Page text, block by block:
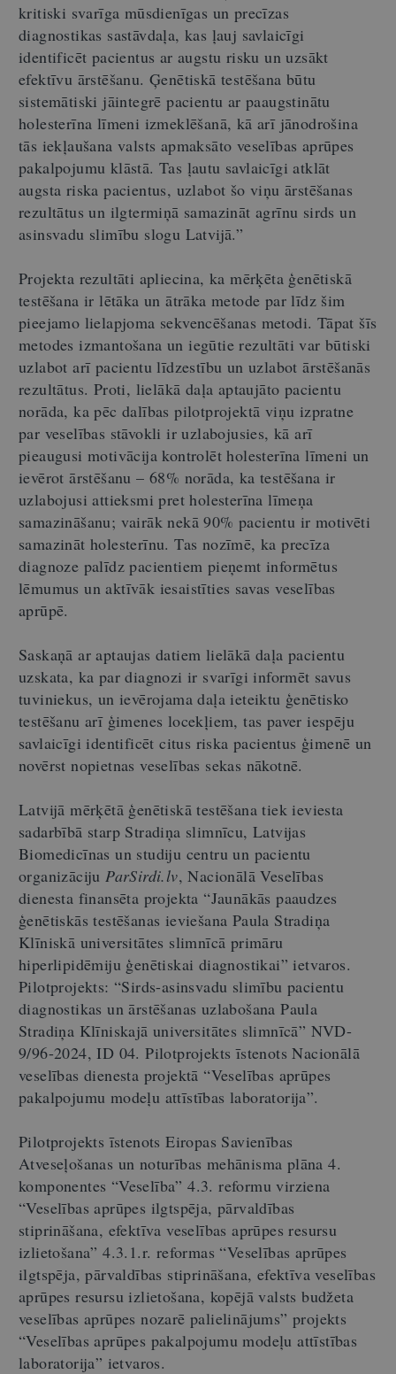
kritiski svarīga mūsdienīgas un precīzas
diagnostikas sastāvdaļa, kas ļauj savlaicīgi
identificēt pacientus ar augstu risku un uzsākt
efektīvu ārstēšanu. Ģenētiskā testēšana būtu
sistemātiski jāintegrē pacientu ar paaugstinātu
holesterīna līmeni izmeklēšanā, kā arī jānodrošina
tās iekļaušana valsts apmaksāto veselības aprūpes
pakalpojumu klāstā. Tas ļautu savlaicīgi atklāt
augsta riska pacientus, uzlabot šo viņu ārstēšanas
rezultātus un ilgtermiņā samazināt agrīnu sirds un
asinsvadu slimību slogu Latvijā.”
Projekta rezultāti apliecina, ka mērķēta ģenētiskā
testēšana ir lētāka un ātrāka metode par līdz šim
pieejamo lielapjoma sekvencēšanas metodi. Tāpat šīs
metodes izmantošana un iegūtie rezultāti var būtiski
uzlabot arī pacientu līdzestību un uzlabot ārstēšanās
rezultātus. Proti, lielākā daļa aptaujāto pacientu
norāda, ka pēc dalības pilotprojektā viņu izpratne
par veselības stāvokli ir uzlabojusies, kā arī
pieaugusi motivācija kontrolēt holesterīna līmeni un
ievērot ārstēšanu – 68% norāda, ka testēšana ir
uzlabojusi attieksmi pret holesterīna līmeņa
samazināšanu; vairāk nekā 90% pacientu ir motivēti
samazināt holesterīnu. Tas nozīmē, ka precīza
diagnoze palīdz pacientiem pieņemt informētus
lēmumus un aktīvāk iesaistīties savas veselības
aprūpē.
Saskaņā ar aptaujas datiem lielākā daļa pacientu
uzskata, ka par diagnozi ir svarīgi informēt savus
tuviniekus, un ievērojama daļa ieteiktu ģenētisko
testēšanu arī ģimenes locekļiem, tas paver iespēju
savlaicīgi identificēt citus riska pacientus ģimenē un
novērst nopietnas veselības sekas nākotnē.
Latvijā mērķētā ģenētiskā testēšana tiek ieviesta
sadarbībā starp Stradiņa slimnīcu, Latvijas
Biomedicīnas un studiju centru un pacientu
organizāciju ParSirdi.lv, Nacionālā Veselības
dienesta finansēta projekta “Jaunākās paaudzes
ģenētiskās testēšanas ieviešana Paula Stradiņa
Klīniskā universitātes slimnīcā primāru
hiperlipidēmiju ģenētiskai diagnostikai” ietvaros.
Pilotprojekts: “Sirds-asinsvadu slimību pacientu
diagnostikas un ārstēšanas uzlabošana Paula
Stradiņa Klīniskajā universitātes slimnīcā” NVD-
9/96-2024, ID 04. Pilotprojekts īstenots Nacionālā
veselības dienesta projektā “Veselības aprūpes
pakalpojumu modeļu attīstības laboratorija”.
Pilotprojekts īstenots Eiropas Savienības
Atveseļošanas un noturības mehānisma plāna 4.
komponentes “Veselība” 4.3. reformu virziena
“Veselības aprūpes ilgtspēja, pārvaldības
stiprināšana, efektīva veselības aprūpes resursu
izlietošana” 4.3.1.r. reformas “Veselības aprūpes
ilgtspēja, pārvaldības stiprināšana, efektīva veselības
aprūpes resursu izlietošana, kopējā valsts budžeta
veselības aprūpes nozarē palielinājums” projekts
“Veselības aprūpes pakalpojumu modeļu attīstības
laboratorija” ietvaros.